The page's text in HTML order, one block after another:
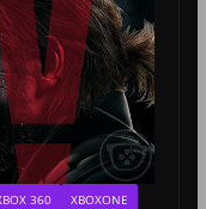
360 XBOXONE